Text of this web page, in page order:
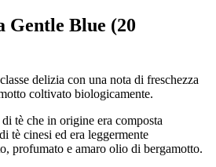
Gentle Blue (20
delizia con una nota di freschezza
coltivato biologicamente.
tè che in origine era composta
tè cinesi ed era leggermente
profumato e amaro olio di bergamotto.